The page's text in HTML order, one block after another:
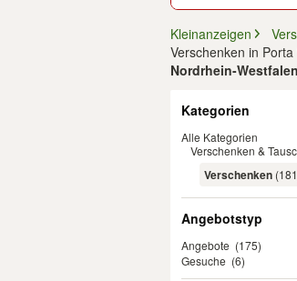
Kleinanzeigen
Verschenken in
Nordrhein-Westfalen
Kategorien
Alle Kategorien
Verschenken &
Verschenken
Angebotstyp
Angebote (175)
Gesuche (6)